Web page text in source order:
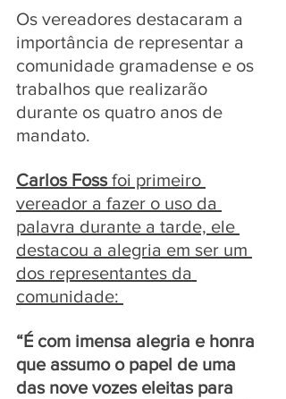
Os vereadores destacaram a
importância de representar a
comunidade gramadense e os
trabalhos que realizarão
durante os quatro anos de
mandato.
Carlos Foss foi primeiro
vereador a fazer o uso da
palavra durante a tarde, ele
destacou a alegria em ser um
dos representantes da
comunidade:
“É com imensa alegria e honra
que assumo o papel de uma
das nove vozes eleitas para